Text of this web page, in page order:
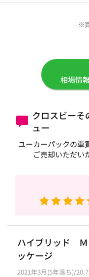
※
相場情
クロスビーそ
ュー
ユーカーパックの車
ご売却いただい
ハイブリッド
ッケージ
2021年3月(5年落ち)/